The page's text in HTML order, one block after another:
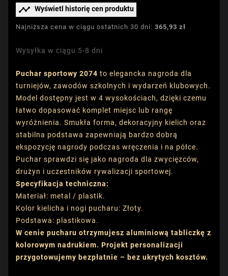
 Wyświetl historię cen produktu
Najniższa cena w ciągu ostatnich 30 dni: 365,93 zł
Wysyłka w ciągu 5-8 dni
Puchar sportowy 2074 to elegancka nagroda dla
turniejów, zawodów szkolnych i wydarzeń klubowych.
Model dostępny jest w 4 wysokościach, dzięki czemu
łatwo dopasować komplet miejsc lub rangę
wyróżnienia. Smukła forma, dekoracyjny kielich oraz
stabilna podstawa zapewniają bardzo dobrą
ekspozycję nagrody podczas wręczenia i na półce.
Puchar sprawdzi się jako nagroda dla zwycięzców,
drużyn i uczestników rywalizacji sportowej.
Specyfikacja techniczna:
Materiał: metal / plastik.
Kolor kielicha i nogi pucharu: Złoty.
Podstawa: plastikowa.
W cenie pucharu otrzymujesz aluminiową tabliczkę z
kolorowym nadrukiem. Projekt personalizacji
przygotowujemy bezpłatnie – bez ukrytych kosztów.